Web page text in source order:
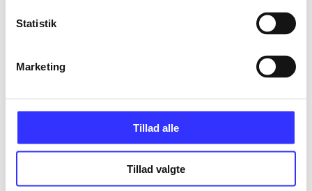
Statistik
Marketing
Tillad alle
Tillad valgte
Informationer og udgaver
Bog